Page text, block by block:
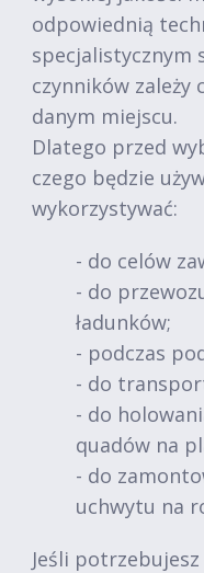
odpowiednią
specjalistycznym
czynników zależy
danym miejscu.
Dlatego przed
czego będzie
wykorzystywać:
- do celów
- do
ładunków;
- podczas
- do
- do
quadów na
- do
uchwytu na
Jeśli